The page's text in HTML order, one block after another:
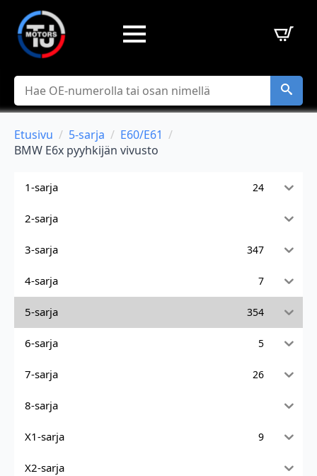
Hae
Etusivu 5-sarja
E60/E61
BMW E6x pyyhkijän vivusto
1-sarja 24
2-sarja
3-sarja 347
4-sarja 7
5-sarja 354
6-sarja 5
7-sarja 26
8-sarja
X1-sarja 9
X2-sarja